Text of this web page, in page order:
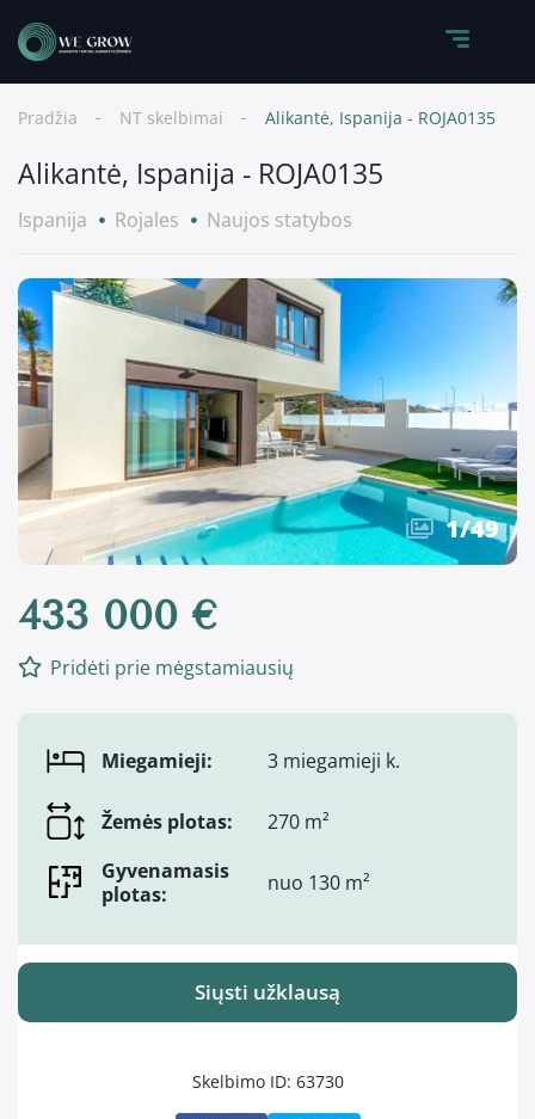
Pradžia NT skelbimai Alikantė, Ispanija - ROJA0135
Alikantė, Ispanija - ROJA0135
Ispanija Rojales Naujos statybos
1/49
433 000 €
Pridėti prie mėgstamiausių
Miegamieji: 3 miegamieji k.
Žemės plotas:
270 m²
Gyvenamasis
plotas:
nuo 130 m²
Siųsti užklausą
Skelbimo ID: 63730